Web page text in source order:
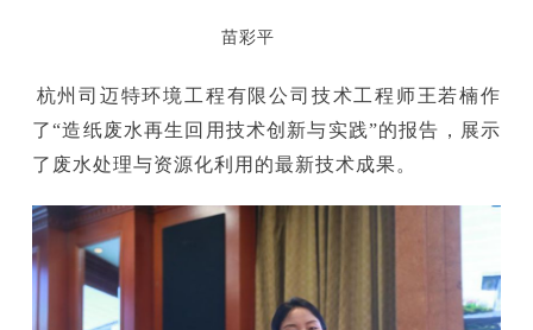
苗彩平
州司迈特环境工程有限公司技术工程师王若楠作
了“造纸废水再生回用技术创新与实践”的报告，展示
了废水处理与资源化利用的最新技术成果。